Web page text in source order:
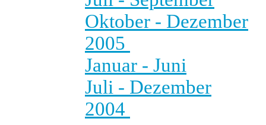
Oktober - Dezember
2005
Januar - Juni
Juli - Dezember
2004